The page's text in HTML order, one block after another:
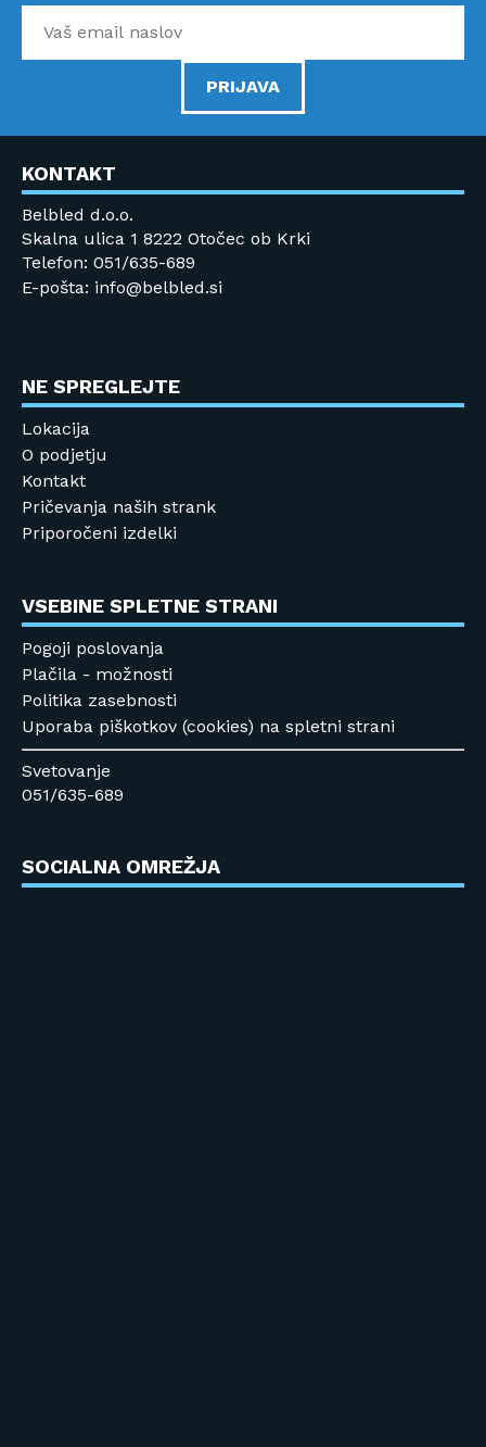
PRIJAVA
KONTAKT
Belbled d.o.o.
Skalna ulica 1 8222 Otočec ob Krki
Telefon: 051/635-689
E-pošta: info@belbled.si
NE SPREGLEJTE
Lokacija
O podjetju
Kontakt
Pričevanja naših strank
Priporočeni izdelki
VSEBINE SPLETNE STRANI
Pogoji poslovanja
Plačila - možnosti
Politika zasebnosti
Uporaba piškotkov (cookies) na spletni strani
Svetovanje
051/635-689
SOCIALNA OMREŽJA